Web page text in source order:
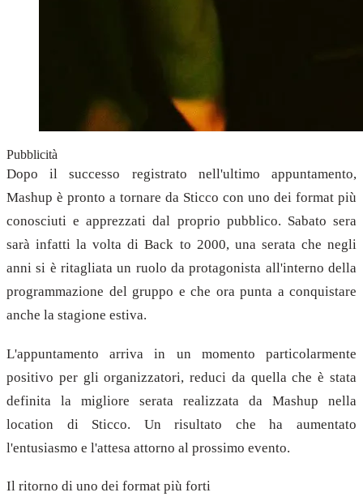
Pubblicità
Dopo il successo registrato nell'ultimo appuntamento,
Mashup è pronto a tornare da Sticco con uno dei format più
conosciuti e apprezzati dal proprio pubblico. Sabato sera
sarà infatti la volta di Back to 2000, una serata che negli
anni si è ritagliata un ruolo da protagonista all'interno della
programmazione del gruppo e che ora punta a conquistare
anche la stagione estiva.
L'appuntamento arriva in un momento particolarmente
positivo per gli organizzatori, reduci da quella che è stata
definita la migliore serata realizzata da Mashup nella
location di Sticco. Un risultato che ha aumentato
l'entusiasmo e l'attesa attorno al prossimo evento.
Il ritorno di uno dei format più forti